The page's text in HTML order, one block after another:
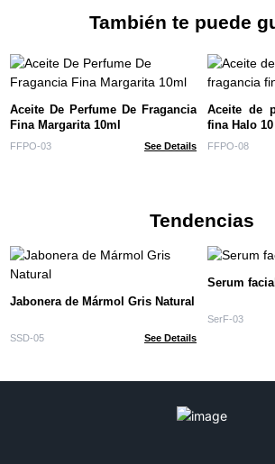
También te puede
Aceite De Perfume De Fragancia
Fina Margarita 10ml
FFPO-03 See Details
Aceite de
fina Halo 10
FFPO-08
Tendencias
Jabonera de Mármol Gris Natural
SSD-05 See Details
Serum
SerF-03